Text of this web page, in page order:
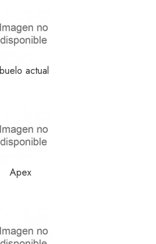
actual
Apex